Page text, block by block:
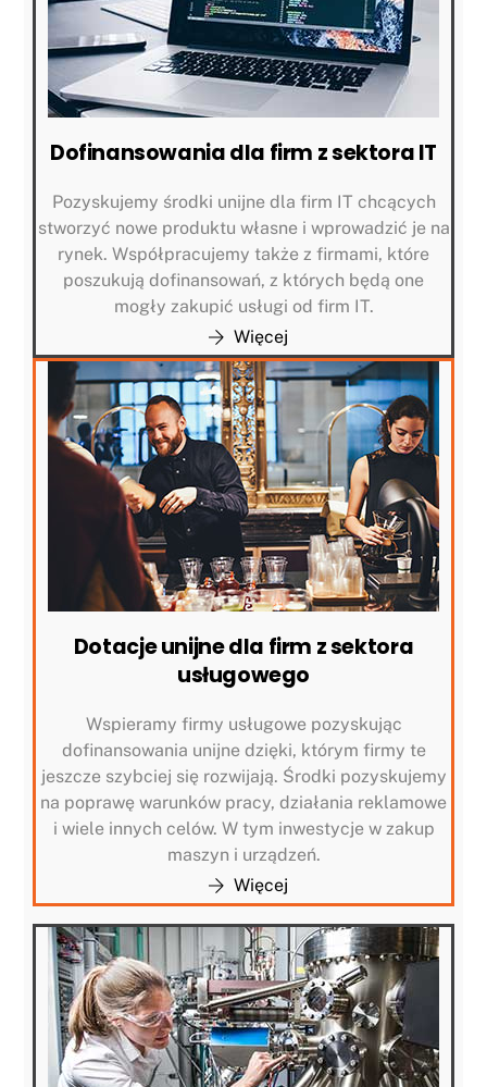
Dofinansowania dla firm z sektora IT
Pozyskujemy środki unijne dla firm IT chcących
stworzyć nowe produktu własne i wprowadzić je na
rynek. Współpracujemy także z firmami, które
poszukują dofinansowań, z których będą one
mogły zakupić usługi od firm IT.
Więcej
Dotacje unijne dla firm z sektora
usługowego
Wspieramy firmy usługowe pozyskując
dofinansowania unijne dzięki, którym firmy te
jeszcze szybciej się rozwijają. Środki pozyskujemy
na poprawę warunków pracy, działania reklamowe
i wiele innych celów. W tym inwestycje w zakup
maszyn i urządzeń.
Więcej